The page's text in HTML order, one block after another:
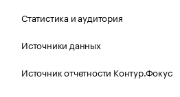
Статистика и аудитория
Источники данных
Источник отчетности Контур.Фокус